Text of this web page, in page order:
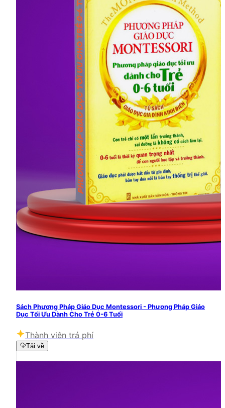
Sách Phương Pháp Giáo Dục Montessori - Phương Pháp Giáo
Dục Tối Ưu Dành Cho Trẻ 0-6 Tuổi
Thành viên trả phí
Tải về